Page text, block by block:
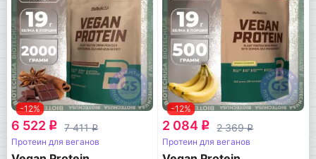
-12%
6 522 q 7 411q
Протеин для веганов
-12%
2 084 q 2 369q
Протеин для веганов